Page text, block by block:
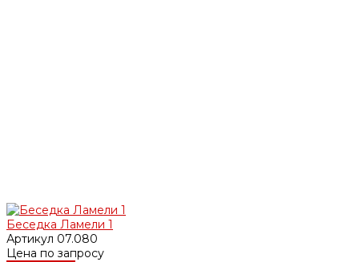
Беседка Ламели 1
Артикул 07.080
Цена по запросу